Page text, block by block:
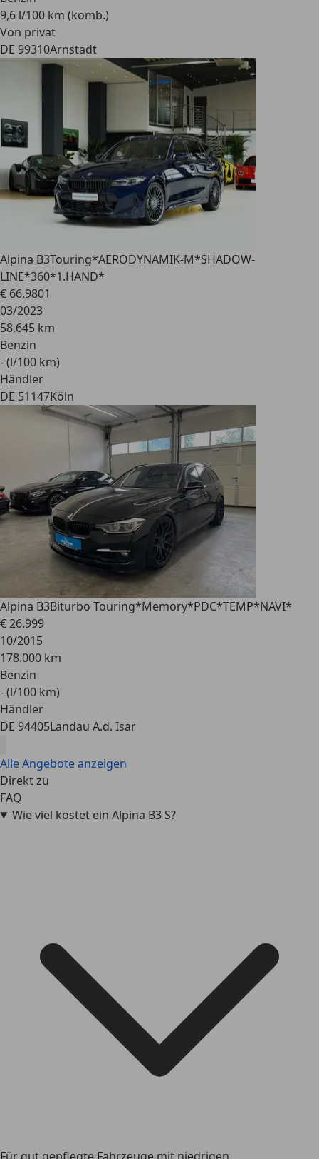
9,6 l/100 km (komb.)
Von privat
DE 99310Arnstadt
Alpina B3Touring*AERODYNAMIK-M*SHADOW-
LINE*360*1.HAND*
€ 66.9801
03/2023
58.645 km
Benzin
- (l/100 km)
Händler
DE 51147Köln
Alpina B3Biturbo Touring*Memory*PDC*TEMP*NAVI*
€ 26.999
10/2015
178.000 km
Benzin
- (l/100 km)
Händler
DE 94405Landau A.d. Isar
Alle Angebote anzeigen
Direkt zu
FAQ
Wie viel kostet ein Alpina B3 S?